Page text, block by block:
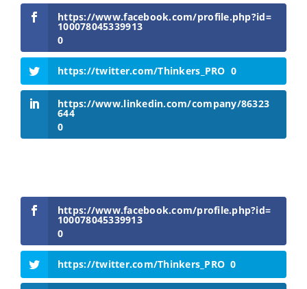
https://www.facebook.com/profile.php?id=
100078045339913
0
https://twitter.com/Thinkers_PRO 0
https://www.linkedin.com/company/86323
644
0
https://www.facebook.com/profile.php?id=
100078045339913
0
https://twitter.com/Thinkers_PRO 0